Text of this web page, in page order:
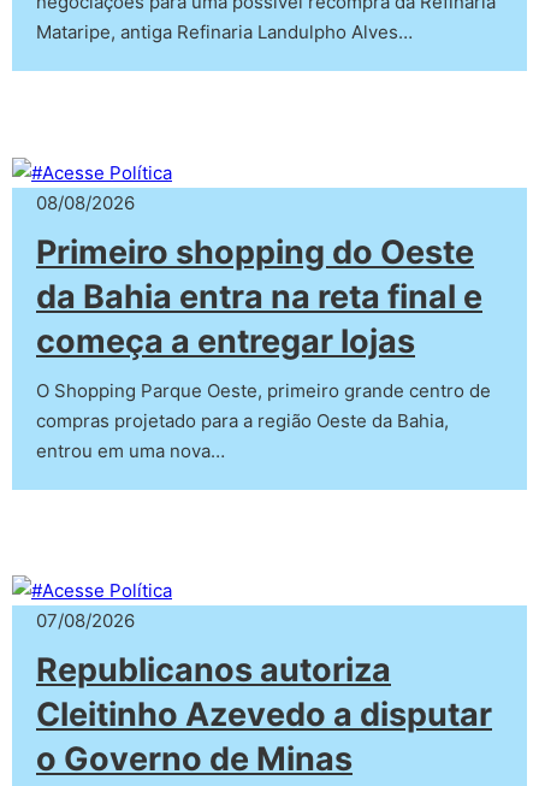
Mataripe, antiga Refinaria Landulpho Alves…
08/08/2026
Primeiro shopping do Oeste
da Bahia entra na reta final e
começa a entregar lojas
O Shopping Parque Oeste, primeiro grande centro de
compras projetado para a região Oeste da Bahia,
entrou em uma nova…
07/08/2026
Republicanos autoriza
Cleitinho Azevedo a disputar
o Governo de Minas